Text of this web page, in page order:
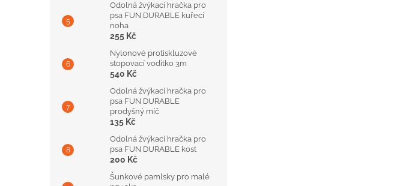
Odolná žvýkací hračka pro
psa FUN DURABLE kuřecí
noha
255 Kč
Nylonové protiskluzové
stopovací vodítko 3m
540 Kč
Odolná žvýkací hračka pro
psa FUN DURABLE
prodyšný míč
135 Kč
Odolná žvýkací hračka pro
psa FUN DURABLE kost
200 Kč
Šunkové pamlsky pro malé